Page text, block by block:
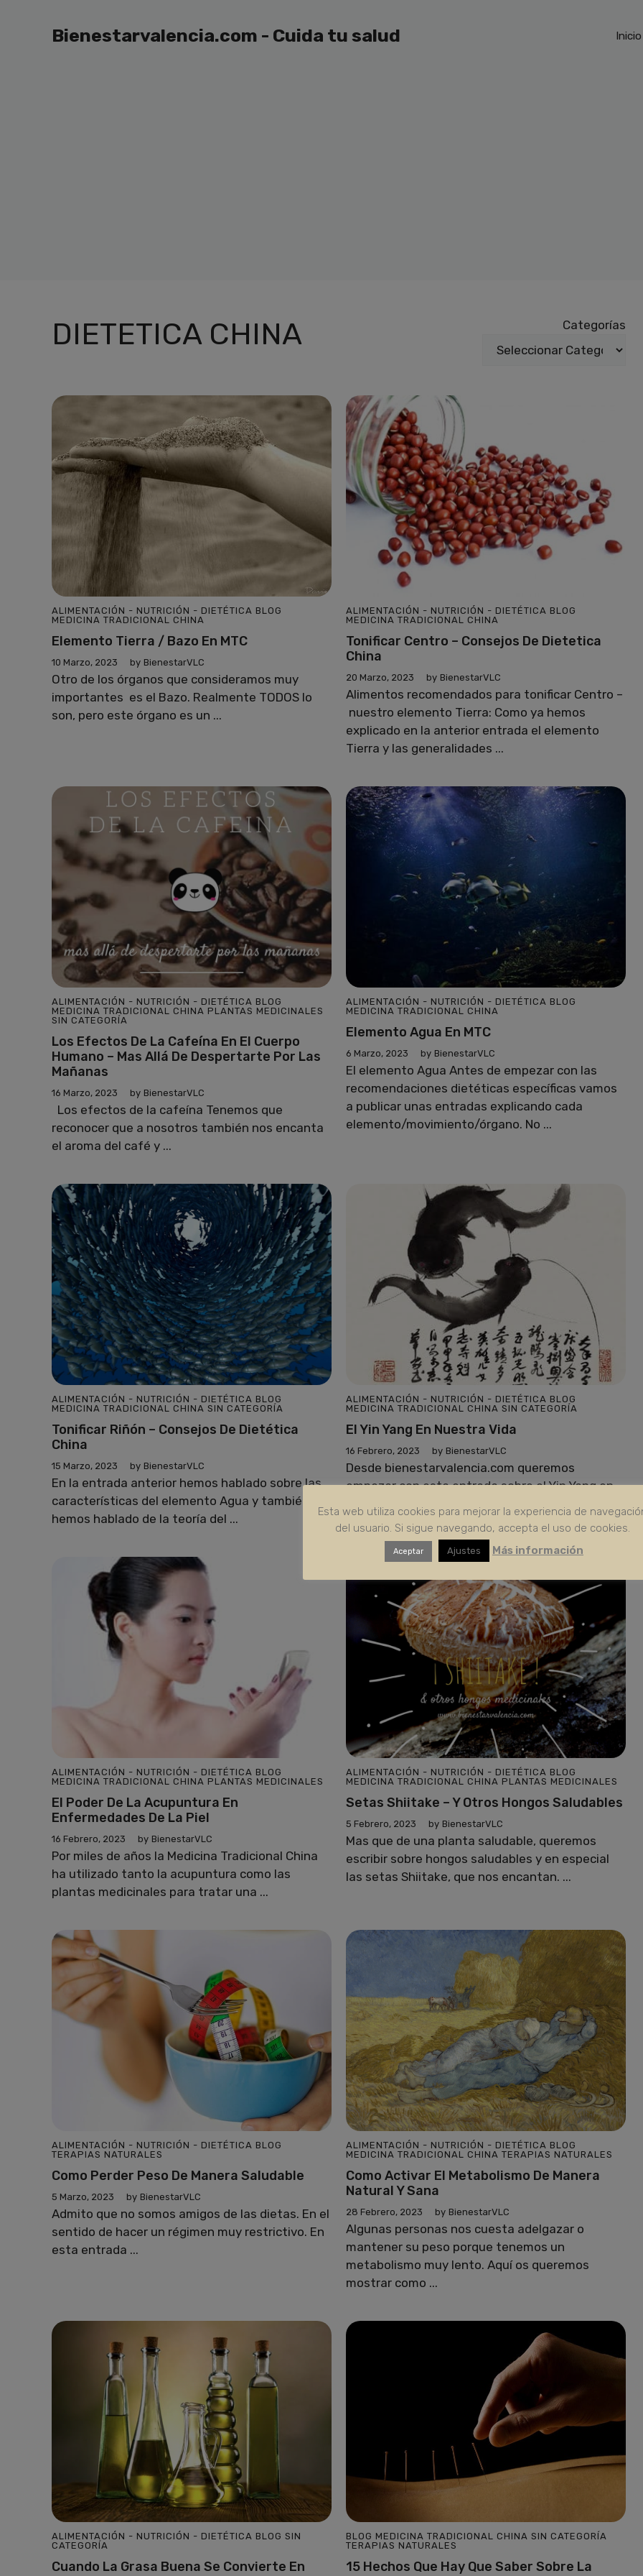
contenidoBienestarvalencia.com - Cuida tu salud Inicio
DIETETICA CHINA Categorías
ALIMENTACIÓN - NUTRICIÓN - DIETÉTICA BLOG
MEDICINA TRADICIONAL CHINA
Elemento Tierra / Bazo En MTC
10 Marzo, 2023 by BienestarVLC
Otro de los órganos que consideramos muy
importantes es el Bazo. Realmente TODOS lo
son, pero este órgano es un ...
ALIMENTACIÓN - NUTRICIÓN - DIETÉTICA BLOG
MEDICINA TRADICIONAL CHINA
Tonificar Centro – Consejos De Dietetica
China
20 Marzo, 2023 by BienestarVLC
Alimentos recomendados para tonificar Centro –
nuestro elemento Tierra: Como ya hemos
explicado en la anterior entrada el elemento
Tierra y las generalidades ...
ALIMENTACIÓN - NUTRICIÓN - DIETÉTICA BLOG
MEDICINA TRADICIONAL CHINA PLANTAS MEDICINALES
SIN CATEGORÍA
Los Efectos De La Cafeína En El Cuerpo
Humano – Mas Allá De Despertarte Por Las
Mañanas
16 Marzo, 2023 by BienestarVLC
Los efectos de la cafeína Tenemos que
reconocer que a nosotros también nos encanta
el aroma del café y ...
ALIMENTACIÓN - NUTRICIÓN - DIETÉTICA BLOG
MEDICINA TRADICIONAL CHINA
Elemento Agua En MTC
6 Marzo, 2023 by BienestarVLC
El elemento Agua Antes de empezar con las
recomendaciones dietéticas específicas vamos
a publicar unas entradas explicando cada
elemento/movimiento/órgano. No ...
ALIMENTACIÓN - NUTRICIÓN - DIETÉTICA BLOG
MEDICINA TRADICIONAL CHINA SIN CATEGORÍA
Tonificar Riñón – Consejos De Dietética
China
15 Marzo, 2023 by BienestarVLC
En la entrada anterior hemos hablado sobre las
características del elemento Agua y también
hemos hablado de la teoría del ...
ALIMENTACIÓN - NUTRICIÓN - DIETÉTICA BLOG
MEDICINA TRADICIONAL CHINA SIN CATEGORÍA
El Yin Yang En Nuestra Vida
16 Febrero, 2023 by BienestarVLC
Desde bienestarvalencia.com queremos
empezar con esta entrada sobre el Yin Yang en
nuestra vida, una serie que tratarán sobre los ...
ALIMENTACIÓN - NUTRICIÓN - DIETÉTICA BLOG
MEDICINA TRADICIONAL CHINA PLANTAS MEDICINALES
El Poder De La Acupuntura En
Enfermedades De La Piel
16 Febrero, 2023 by BienestarVLC
Por miles de años la Medicina Tradicional China
ha utilizado tanto la acupuntura como las
plantas medicinales para tratar una ...
ALIMENTACIÓN - NUTRICIÓN - DIETÉTICA BLOG
MEDICINA TRADICIONAL CHINA PLANTAS MEDICINALES
Setas Shiitake – Y Otros Hongos Saludables
5 Febrero, 2023 by BienestarVLC
Mas que de una planta saludable, queremos
escribir sobre hongos saludables y en especial
las setas Shiitake, que nos encantan. ...
ALIMENTACIÓN - NUTRICIÓN - DIETÉTICA BLOG
TERAPIAS NATURALES
Como Perder Peso De Manera Saludable
5 Marzo, 2023 by BienestarVLC
Admito que no somos amigos de las dietas. En el
sentido de hacer un régimen muy restrictivo. En
esta entrada ...
ALIMENTACIÓN - NUTRICIÓN - DIETÉTICA BLOG
MEDICINA TRADICIONAL CHINA TERAPIAS NATURALES
Como Activar El Metabolismo De Manera
Natural Y Sana
28 Febrero, 2023 by BienestarVLC
Algunas personas nos cuesta adelgazar o
mantener su peso porque tenemos un
metabolismo muy lento. Aquí os queremos
mostrar como ...
ALIMENTACIÓN - NUTRICIÓN - DIETÉTICA BLOG SIN
CATEGORÍA
Cuando La Grasa Buena Se Convierte En
BLOG MEDICINA TRADICIONAL CHINA SIN CATEGORÍA
TERAPIAS NATURALES
15 Hechos Que Hay Que Saber Sobre La
Esta web utiliza cookies para mejorar la experiencia de
del usuario. Si sigue navegando, accepta el uso de cookies.
Aceptar Ajustes Más información